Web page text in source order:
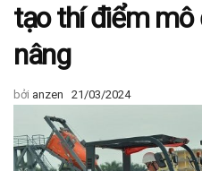
tạo thí điểm mô
nâng
bởi anzen 21/03/2024